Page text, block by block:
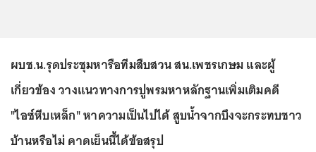
ผบช.น.รุดประชุมหารือทีมสืบสวน สน.เพชรเกษม และผู้
เกี่ยวข้อง วางแนวทางการปูพรมหาหลักฐานเพิ่มเติมคดี
"ไอซ์หีบเหล็ก" หาความเป็นไปได้ สูบน้ำจากบึงจะกระทบชาว
บ้านหรือไม่ คาดเย็นนี้ได้ข้อสรุป